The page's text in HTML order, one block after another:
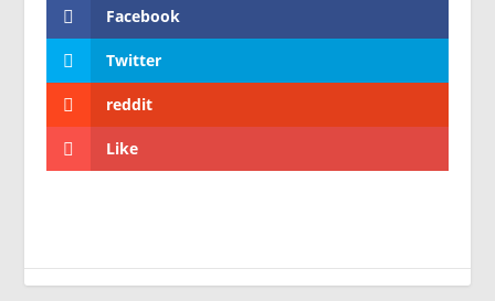
Facebook
Twitter
reddit
Like